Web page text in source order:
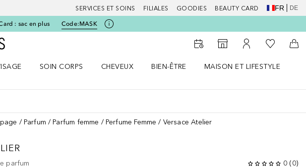
SERVICES ET SOINS FILIALES GOODIES BEAUTY CARD FR DE
: sac en plus Code:MASK
Vers l'accueil Douglas
Vers le Storefinder
Vers Mon Compte
Vers Ma
SOIN CORPS
CHEVEUX
BIEN-ÊTRE
MAISON ET LIFESTYLE
Parfum Parfum femme Perfume Femme Versace Atelier
parfum 0 (0)